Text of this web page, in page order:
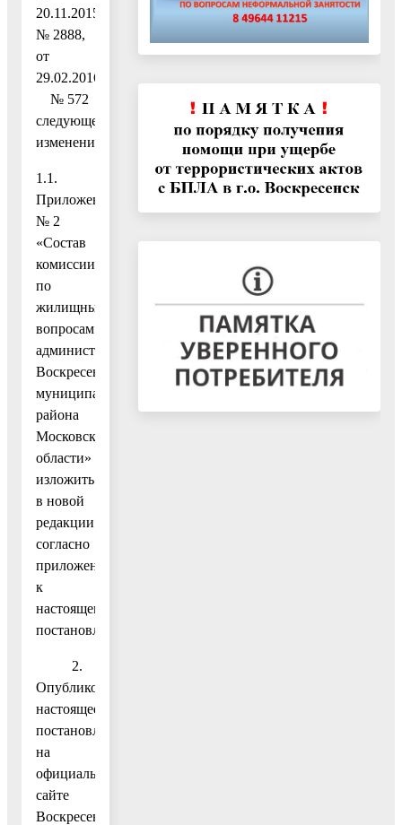
20.11.2015
№ 2888,
от
29.02.2016
№ 572
следующее
изменения:
1.1.
Приложение
№ 2
«Состав
комиссии
по
жилищным
вопросам
администрации
Воскресенского
муниципального
района
Московской
области»
изложить
в новой
редакции
согласно
приложения
к
настоящему
постановлению.
2.
Опубликовать
настоящее
постановление
на
официальном
сайте
Воскресенского